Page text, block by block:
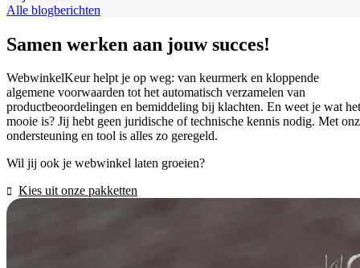
Alle blogberichten
Samen werken aan jouw succes!
WebwinkelKeur helpt je op weg: van keurmerk en kloppende
algemene voorwaarden tot het automatisch verzamelen van
productbeoordelingen en bemiddeling bij klachten. En weet je wat het
mooie is? Jij hebt geen juridische of technische kennis nodig. Met
ondersteuning en tool is alles zo geregeld.
Wil jij ook je webwinkel laten groeien?
Kies uit onze pakketten